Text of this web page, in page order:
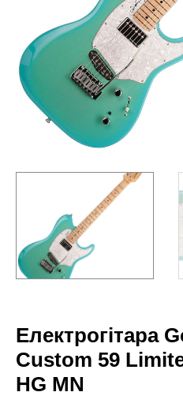
Електрогітара
Custom 59
HG MN